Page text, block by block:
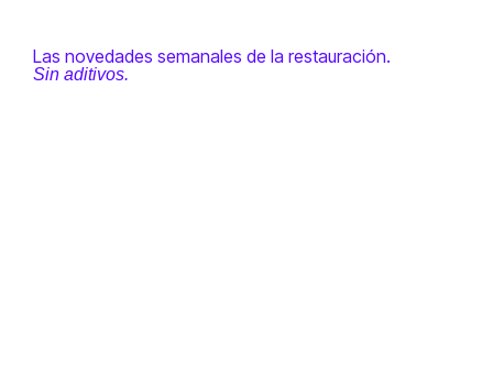
Las novedades semanales de la restauración.
Sin aditivos.